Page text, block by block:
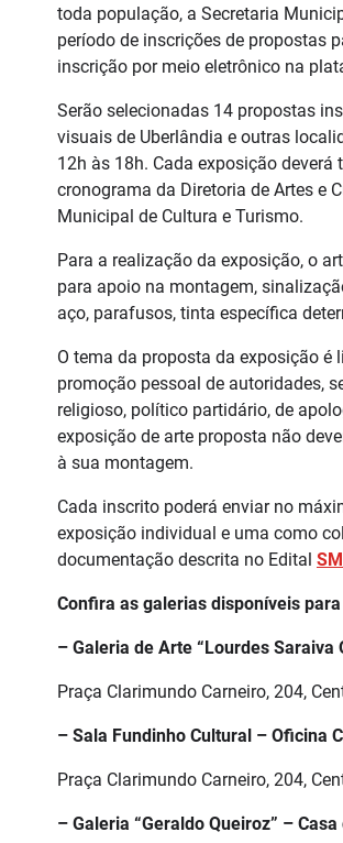
toda população, a Secretaria
período de inscrições de propostas
inscrição por meio eletrônico na
Serão selecionadas 14 propostas
visuais de Uberlândia e outras
12h às 18h. Cada exposição
cronograma da Diretoria de Artes e
Municipal de Cultura e Turismo.
Para a realização da exposição, o
para apoio na montagem,
aço, parafusos, tinta específica
O tema da proposta da exposição é
promoção pessoal de autoridades,
religioso, político partidário, de
exposição de arte proposta não
à sua montagem.
Cada inscrito poderá enviar no
exposição individual e uma como
documentação descrita no Edital
Confira as galerias disponíveis
– Galeria de Arte “Lourdes Saraiva
Praça Clarimundo Carneiro, 204,
– Sala Fundinho Cultural – Oficina
Praça Clarimundo Carneiro, 204,
– Galeria “Geraldo Queiroz” –